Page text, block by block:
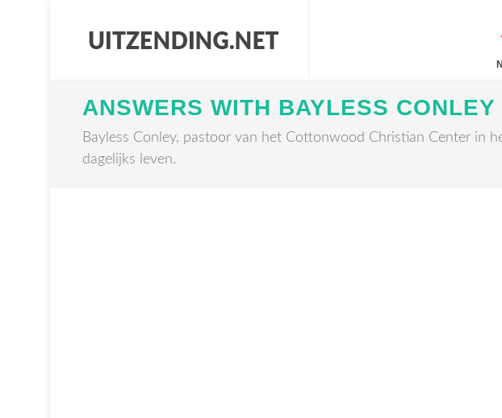
ANSWERS WITH BAYLESS CONLEY
Bayless Conley, pastoor van het Cottonwood Christian Center in
dagelijks leven.